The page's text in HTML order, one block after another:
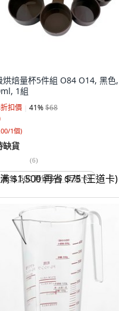
烘焙量杯5件組 O84 O14, 黑色,
1組
扣價 41%$68
1個)
缺貨
(6)
满 $1,500 再省 $75 (王道卡)